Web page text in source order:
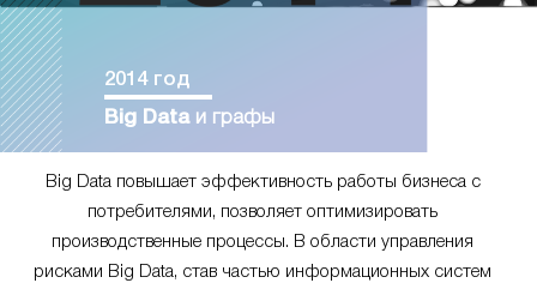
2014 год
Big Dataи графы
Big Data повышает эффективность работы бизнеса с
потребителями, позволяет оптимизировать
производственные процессы. В области управления
рисками Big Data, став частью информационных систем